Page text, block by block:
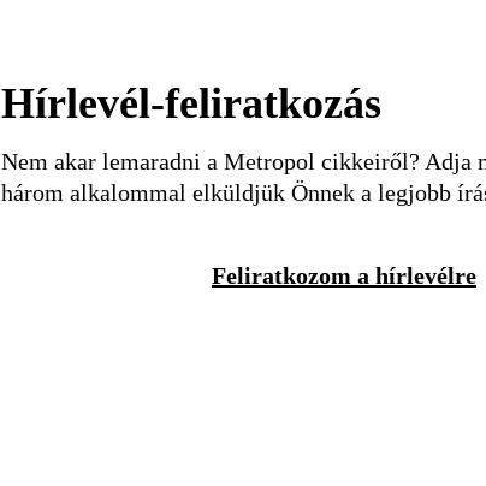
Hírlevél-feliratkozás
Nem akar lemaradni a Metropol cikkeiről? Adja
három alkalommal elküldjük Önnek a legjobb
Feliratkozom a hírlevélre